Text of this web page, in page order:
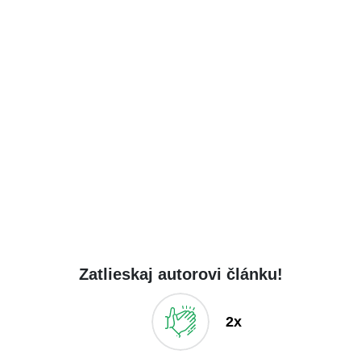
Zatlieskaj autorovi článku!
2x